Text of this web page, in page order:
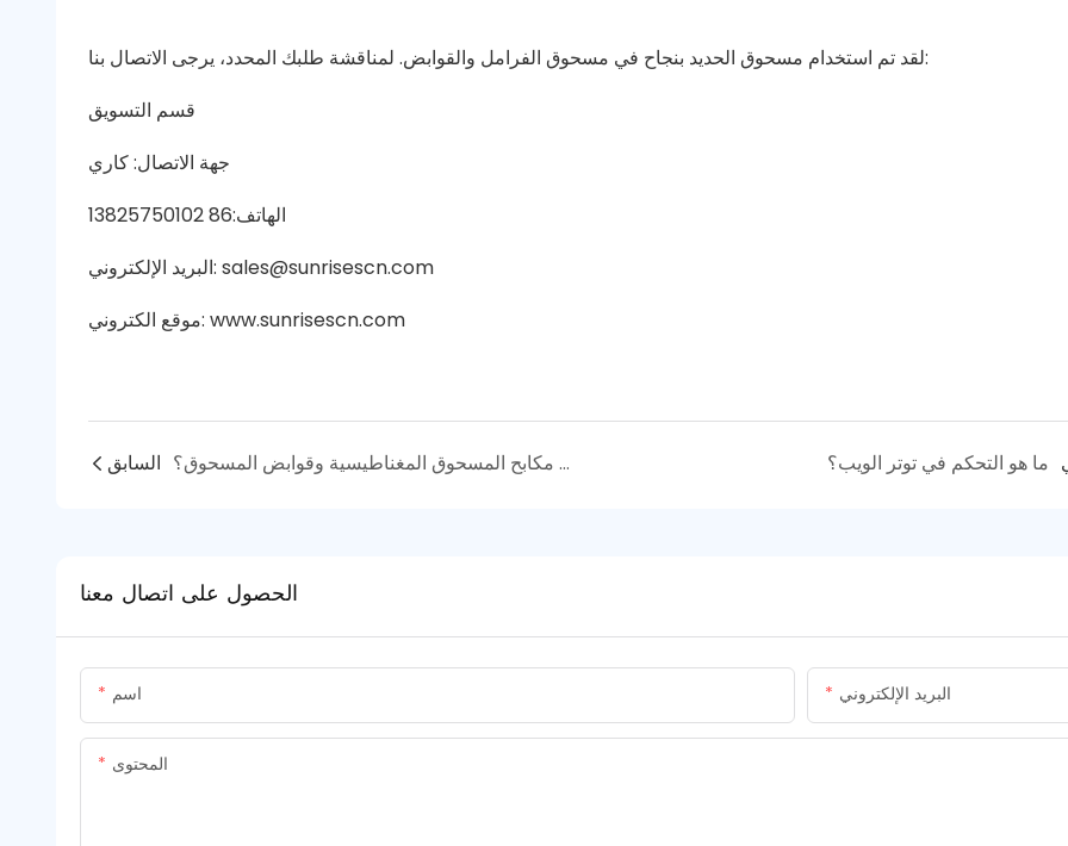
لقد تم استخدام مسحوق الحديد بنجاح في مسحوق الفرامل والقوابض. لمناقشة طلبك المحدد، يرجى الاتصال بنا:
جهة الاتصال: كاري
الهاتف:86 13825750102
البريد الإلكتروني: sales@sunrisescn.com
موقع الكتروني: www.sunrisescn.com
السابق ما الفرق بين مكابح المسحوق المغناطيسية وقوابض المسحوق؟ ما هو التحكم في توتر الويب؟
الحصول على اتصال معنا
اسم البريد الإلكتروني
المحتوى